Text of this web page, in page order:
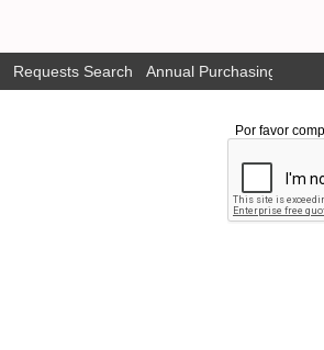
Requests Search Annual Purchasing Plan
Por favor